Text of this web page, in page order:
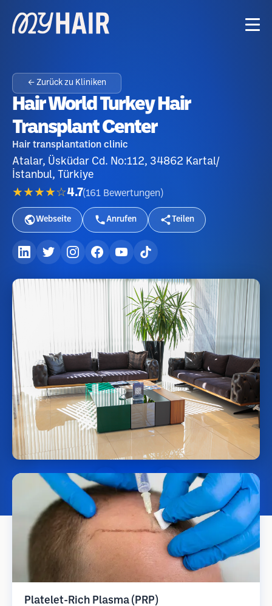
← Zurück zu Kliniken
Hair World Turkey Hair
Transplant Center
Hair transplantation clinic
Atalar, Üsküdar Cd. No:112, 34862 Kartal/
İstanbul, Türkiye
★★★★☆4.7(161 Bewertungen )
Webseite Anrufen Teilen
Platelet-Rich Plasma (PRP)